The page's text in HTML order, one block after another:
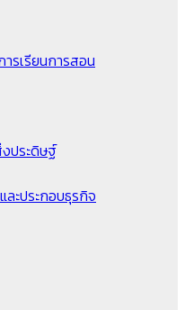
รเรียนการสอน
ประดิษฐ์
ะประกอบธุรกิจ